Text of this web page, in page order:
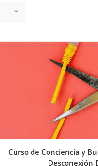
Curso de Conciencia y
Desconexión